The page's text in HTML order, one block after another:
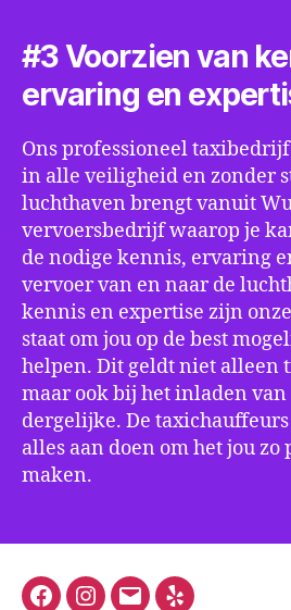
#3 Voorzien van
ervaring en
Ons professioneel
in alle veiligheid en zonder
luchthaven brengt vanuit
vervoersbedrijf waarop je
de nodige kennis, ervaring
vervoer van en naar de
kennis en expertise zijn
staat om jou op de best
helpen. Dit geldt niet alleen
maar ook bij het inladen van
dergelijke. De
alles aan doen om het jou
maken.